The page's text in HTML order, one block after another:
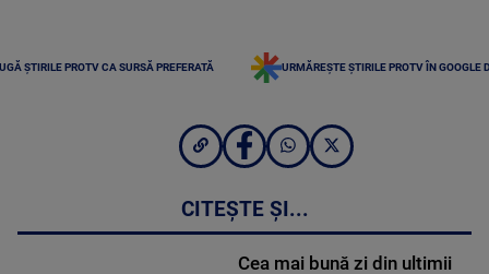
ȘTIRILE PROTV CA SURSĂ PREFERATĂ URMĂREȘTE ȘTIRILE PROTV ÎN GOOGLE
CITEȘTE ȘI...
Cea mai bună zi din ultimii